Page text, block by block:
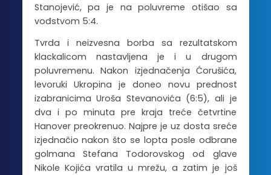
Stanojević, pa je na poluvreme otišao sa
vođstvom 5:4.
Tvrda i neizvesna borba sa rezultatskom
klackalicom nastavljena je i u drugom
poluvremenu. Nakon izjednačenja Ćorušića,
levoruki Ukropina je doneo novu prednost
izabranicima Uroša Stevanovića (6:5), ali je
dva i po minuta pre kraja treće četvrtine
Hanover preokrenuo. Najpre je uz dosta sreće
izjednačio nakon što se lopta posle odbrane
golmana Stefana Todorovskog od glave
Nikole Kojića vratila u mrežu, a zatim je još